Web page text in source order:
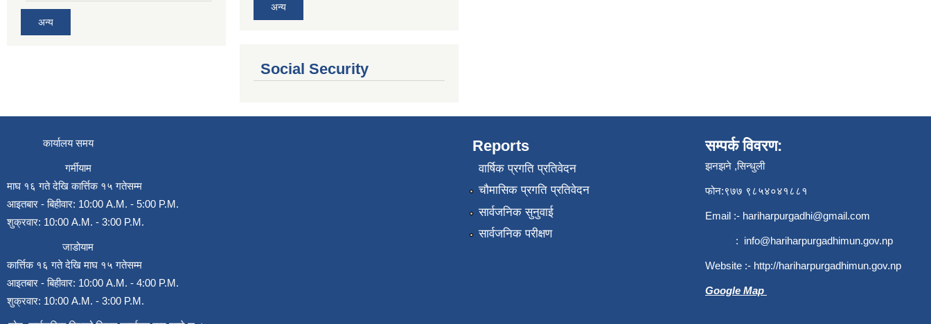
अन्य
अन्य
Social Security
कार्यालय समय
गर्मीयाम
माघ १६ गते देखि कार्त्तिक १५ गतेसम्म
आइतबार - बिहीवार: 10:00 A.M. - 5:00 P.M.
शुक्रवार: 10:00 A.M. - 3:00 P.M.
जाडोयाम
कार्त्तिक १६ गते देखि माघ १५ गतेसम्म
आइतबार - बिहीवार: 10:00 A.M. - 4:00 P.M.
शुक्रवार: 10:00 A.M. - 3:00 P.M.
Reports
वार्षिक प्रगति प्रतिवेदन
चौमासिक प्रगति प्रतिवेदन
सार्वजनिक सुनुवाई
सार्वजनिक परीक्षण
सम्पर्क विवरण:
झनझने ,सिन्धुली
फोन:९७७ ९८५४०४१८८१
Email :- hariharpurgadhi@gmail.com
: info@hariharpurgadhimun.gov.np
Website :- http://hariharpurgadhimun.gov.np
Google Map